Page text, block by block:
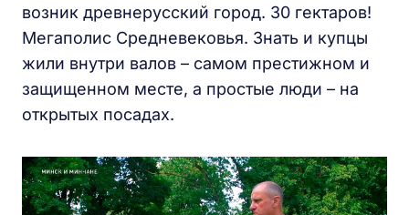
возник древнерусский город. 30 гектаров!
Мегаполис Средневековья. Знать и купцы
жили внутри валов – самом престижном и
защищенном месте, а простые люди – на
открытых посадах.